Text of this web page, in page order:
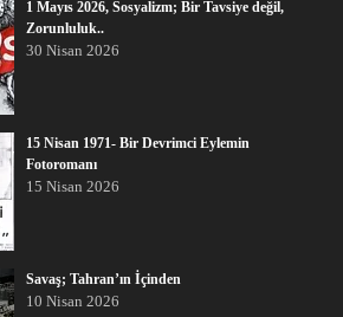
1 Mayıs 2026, Sosyalizm; Bir Tavsiye değil,
Zorunluluk..
30 Nisan 2026
15 Nisan 1971- Bir Devrimci Eylemin
Fotoromanı
15 Nisan 2026
Savaş; Tahran’ın İçinden
10 Nisan 2026